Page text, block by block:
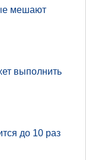
мешают
выполнить
до 10 раз